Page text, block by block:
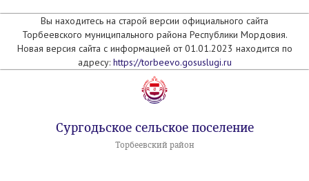
Вы находитесь на старой версии официального сайта
Торбеевского муниципального района Республики Мордовия.
Новая версия сайта с информацией от 01.01.2023 находится по
адресу: https://torbeevo.gosuslugi.ru
Сургодьское сельское поселение
Торбеевский район